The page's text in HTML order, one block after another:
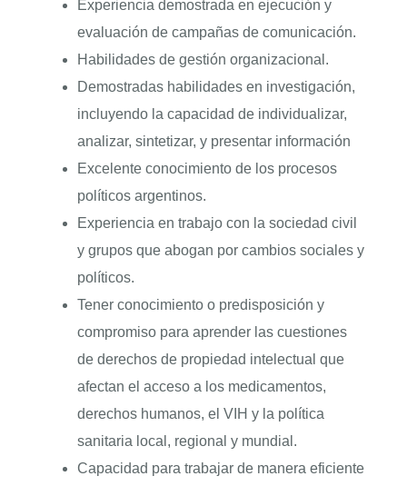
Experiencia demostrada en ejecución y
evaluación de campañas de comunicación.
Habilidades de gestión organizacional.
Demostradas habilidades en investigación,
incluyendo la capacidad de individualizar,
analizar, sintetizar, y presentar información
Excelente conocimiento de los procesos
políticos argentinos.
Experiencia en trabajo con la sociedad civil
y grupos que abogan por cambios sociales y
políticos.
Tener conocimiento o predisposición y
compromiso para aprender las cuestiones
de derechos de propiedad intelectual que
afectan el acceso a los medicamentos,
derechos humanos, el VIH y la política
sanitaria local, regional y mundial.
Capacidad para trabajar de manera eficiente